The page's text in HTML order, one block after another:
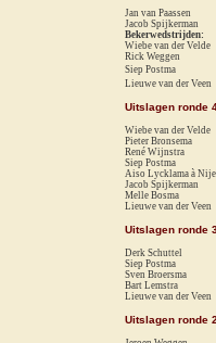
Jan van Paassen
Jacob Spijkerman
Bekerwedstrijden:
Wiebe van der Velde
Rick Weggen
Siep Postma
Lieuwe van der Veen
Uitslagen ronde
Wiebe van der Velde
Pieter Bronsema
René Wijnstra
Siep Postma
Aiso Lycklama à
Jacob Spijkerman
Melle Bosma
Lieuwe van der Veen
Uitslagen ronde
Derk Schuttel
Siep Postma
Sven Broersma
Bart Lemstra
Lieuwe van der Veen
Uitslagen ronde